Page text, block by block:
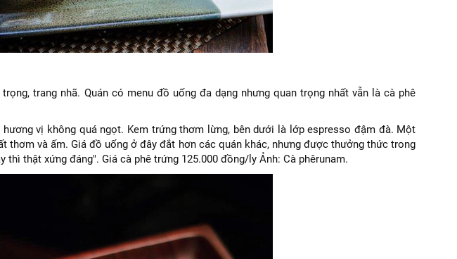
trang nhã. Quán có menu đồ uống đa dạng nhưng quan trọng nhất vẫn là cà phê
vị không quá ngọt. Kem trứng thơm lừng, bên dưới là lớp espresso đậm đà. Một
thơm và ấm. Giá đồ uống ở đây đắt hơn các quán khác, nhưng được thưởng thức trong
thật xứng đáng". Giá cà phê trứng 125.000 đồng/ly Ảnh: Cà phêrunam.